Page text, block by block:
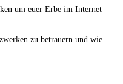
um euer Erbe im Internet
zu betrauern und wie